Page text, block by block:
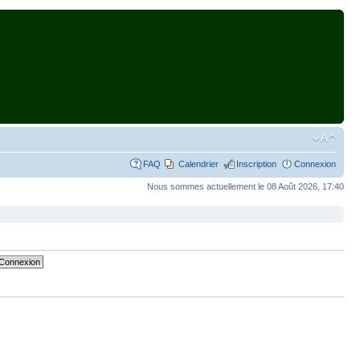
FAQ Calendrier Inscription Connexion
Nous sommes actuellement le 08 Août 2026, 17:40